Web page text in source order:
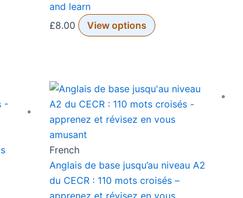
and learn
£8.00 View options
French
Anglais de base jusqu’au niveau A2
du CECR : 110 mots croisés –